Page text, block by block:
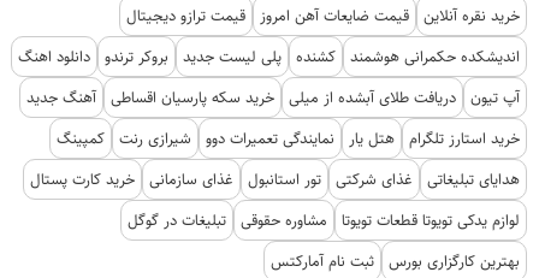
خرید نقره آنلاین قیمت ضایعات آهن امروز
قیمت ترازو دیجیتال
اندیشکده حکمرانی هوشمند کشنده پلی لیست جدید بروکر ترندو دانلود اهنگ
آپ تیون دریافت طلای آبشده از میلی خرید سکه پارسیان اقساطی آهنگ جدید
خرید استارز تلگرام هتل یار نمایندگی تعمیرات دوو شیرازی رنت کمپینگ
هدایای تبلیغاتی
غذای شرکتی تور استانبول غذای سازمانی خرید کارت پستال
لوازم یدکی تویوتا قطعات تویوتا
مشاوره حقوقی تبلیغات در گوگل
بهترین کارگزاری بورس ثبت نام آمارکتس